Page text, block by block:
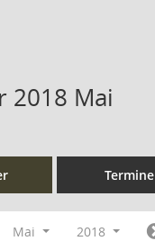
2018 Mai
Termine
Mai 2018